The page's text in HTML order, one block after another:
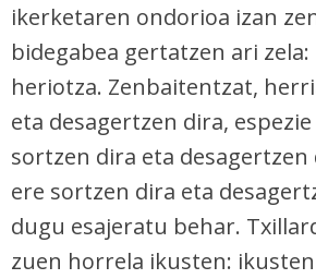
ikerketaren ondorioa izan
bidegabea gertatzen ari
heriotza. Zenbaitentzat,
eta desagertzen dira,
sortzen dira eta
ere sortzen dira eta
dugu esajeratu behar.
zuen horrela ikusten: